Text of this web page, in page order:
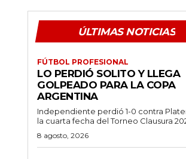
ÚLTIMAS NOTICIAS
FÚTBOL PROFESIONAL
LO PERDIÓ SOLITO Y LLEGA
GOLPEADO PARA LA COPA
ARGENTINA
Independiente perdió 1-0 contra
la cuarta fecha del Torneo Clausura
8 agosto, 2026